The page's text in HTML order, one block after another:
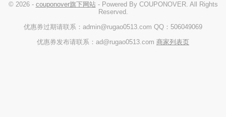
© 2026 - couponover旗下网站- Powered By COUPONOVER. All Rights
Reserved.
优惠券过期请联系：admin@rugao0513.com QQ：506049069
优惠券发布请联系：ad@rugao0513.com 商家列表页